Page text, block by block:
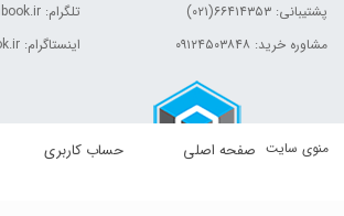
صفحه اصلی منوی سایت حساب کاربری
پشتیبانی: ۶۶۴۱۴۳۵۳(۰۲۱)
مشاوره خرید: ۰۹۱۲۴۵۰۳۸۴۸
تلگرام: iranbook.ir
اینستاگرام: iranbook.ir